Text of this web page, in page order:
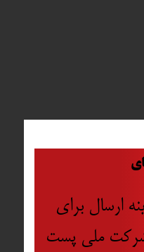
ارسال برای
شرکت ملی پست